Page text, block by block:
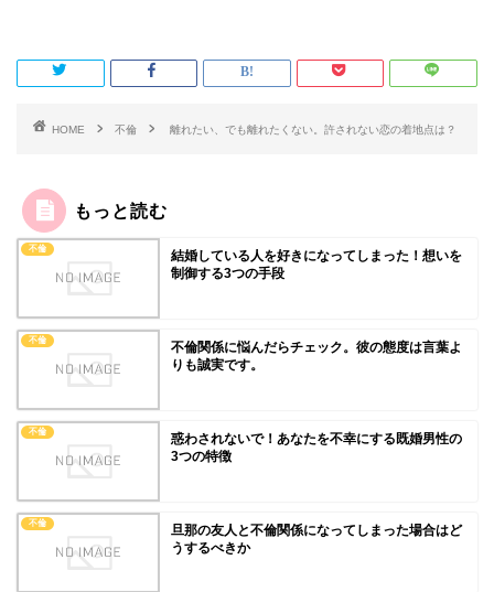
HOME 不倫 離れたい、でも離れたくない。許されない恋の着地点は？
もっと読む
不倫
結婚している人を好きになってしまった！想いを
制御する3つの手段
不倫
不倫関係に悩んだらチェック。彼の態度は言葉よ
りも誠実です。
不倫
惑わされないで！あなたを不幸にする既婚男性の
3つの特徴
不倫
旦那の友人と不倫関係になってしまった場合はど
うするべきか